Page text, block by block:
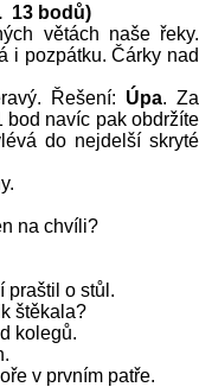
13 bodů)
větách naše řeky.
i pozpátku. Čárky nad
Řešení: Úpa. Za
bod navíc pak obdržíte
do nejdelší skryté
na chvíli?
praštil o stůl.
štěkala?
kolegů.
v prvním patře.